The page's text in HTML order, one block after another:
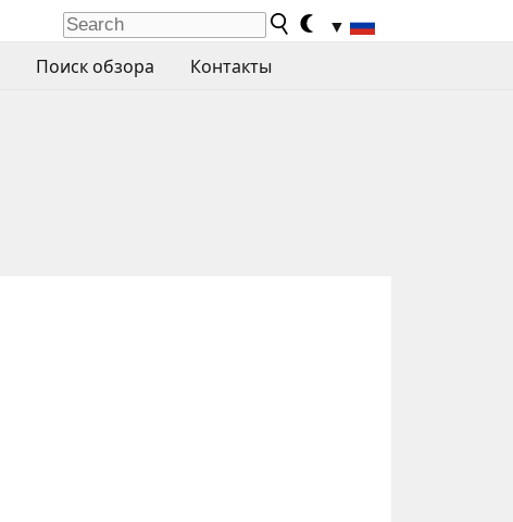
▼
Поиск обзора Контакты